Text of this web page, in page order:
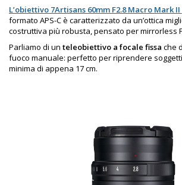
L’obiettivo 7Artisans 60mm F2.8 Macro Mark
formato APS-C è caratterizzato da un’ottica
costruttiva più robusta, pensato per mirrorless
Parliamo di un teleobiettivo a focale fissa che
fuoco manuale: perfetto per riprendere
minima di appena 17 cm.